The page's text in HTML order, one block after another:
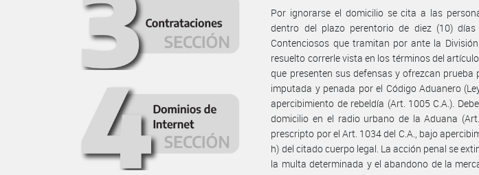
Por ignorarse el domicilio se cita a las
dentro del plazo perentorio de diez (10)
Contenciosos que tramitan por ante la
resuelto correrle vista en los términos del
que presenten sus defensas y ofrezcan
imputada y penada por el Código Aduanero
apercibimiento de rebeldía (Art. 1005 C.A.).
domicilio en el radio urbano de la Aduana
prescripto por el Art. 1034 del C.A., bajo
h) del citado cuerpo legal. La acción penal se
la multa determinada y el abandono de la